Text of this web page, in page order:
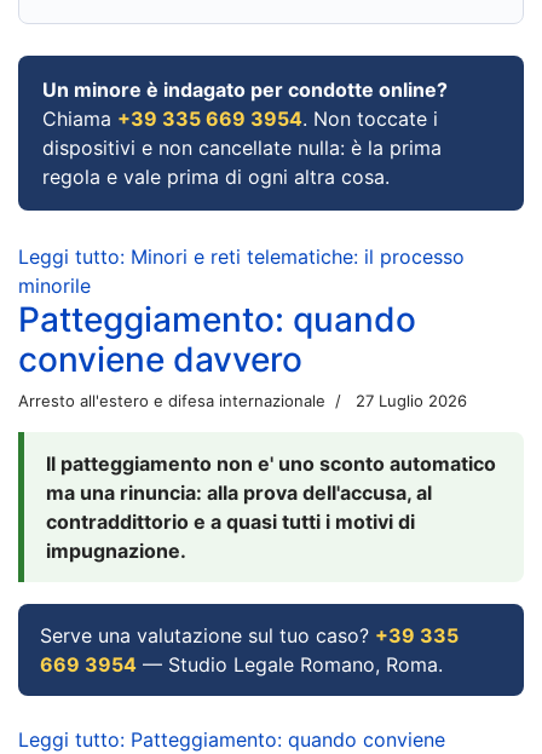
Un minore è indagato per condotte online?
Chiama +39 335 669 3954. Non toccate i
dispositivi e non cancellate nulla: è la prima
regola e vale prima di ogni altra cosa.
Leggi tutto: Minori e reti telematiche: il processo
minorile
Patteggiamento: quando
conviene davvero
Arresto all'estero e difesa internazionale 27 Luglio 2026
Il patteggiamento non e' uno sconto automatico
ma una rinuncia: alla prova dell'accusa, al
contraddittorio e a quasi tutti i motivi di
impugnazione.
Serve una valutazione sul tuo caso? +39 335
669 3954 — Studio Legale Romano, Roma.
Leggi tutto: Patteggiamento: quando conviene